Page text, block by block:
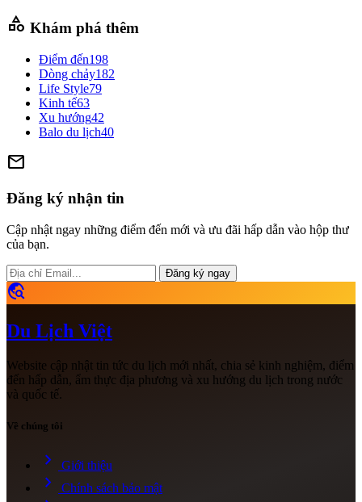
category Khám phá thêm
Điểm đến198
Dòng chảy182
Life Style79
Kinh tế63
Xu hướng42
Balo du lịch40
mail
Đăng ký nhận tin
Cập nhật ngay những điểm đến mới và ưu đãi hấp dẫn vào hộp thư
của bạn.
Đăng ký ngay
travel_explore
Du Lịch Việt
Website cập nhật tin tức du lịch mới nhất, chia sẻ kinh nghiệm, điểm
đến hấp dẫn, ẩm thực địa phương và xu hướng du lịch trong nước
và quốc tế.
Về chúng tôi
chevron_right Giới thiệu
chevron_right Chính sách bảo mật